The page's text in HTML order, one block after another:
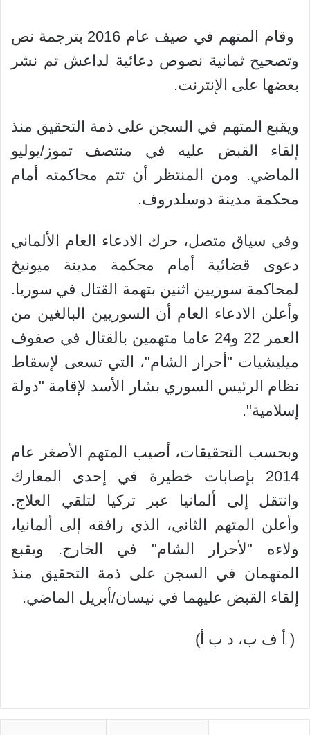
وقام المتهم في صيف عام 2016 بترجمة نص
وتصحيح ثمانية نصوص دعائية لداعش تم نشر
بعضها على الإنترنت.
ويقبع المتهم في السجن على ذمة التحقيق منذ
إلقاء القبض عليه في منتصف تموز/يوليو
الماضي. ومن المنتظر أن تتم محاكمته أمام
محكمة مدينة دوسلدروف.
وفي سياق متصل، حرك الادعاء العام الألماني
دعوى قضائية أمام محكمة مدينة ميونيخ
لمحاكمة سوريين اثنين بتهمة القتال في سوريا.
وأعلن الادعاء العام أن السوريين البالغين من
العمر 22 و24 عاما متهمين بالقتال في صفوف
ميليشيات "أحرار الشام"، التي تسعى لإسقاط
نظام الرئيس السوري بشار الأسد لإقامة "دولة
إسلامية".
وبحسب التحقيقات، أصيب المتهم الأصغر عام
2014 بإصابات خطيرة في إحدى المعارك
وانتقل إلى ألمانيا عبر تركيا لتلقي العلاج.
وأعلن المتهم الثاني، الذي رافقه إلى ألمانيا،
ولاءه "لأحرار الشام" في الخارج. ويقبع
المتهمان في السجن على ذمة التحقيق منذ
إلقاء القبض عليهما في نيسان/أبريل الماضي.
( أ ف ب، د ب أ)